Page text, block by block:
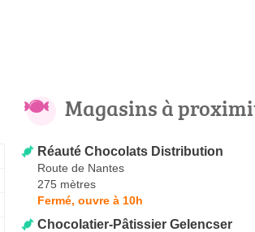
Magasins à
Réauté Chocolats Distribution
Route de Nantes
275 mètres
Fermé, ouvre à 10h
Chocolatier-Pâtissier Gelencser